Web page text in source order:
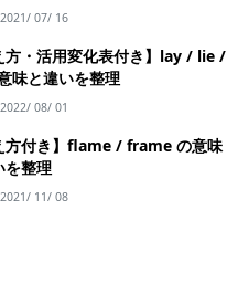
2021/ 07/ 16
方・活用変化表付き】lay / lie /
味と違いを整理
2022/ 08/ 01
方付き】flame / frame の意味
を整理
2021/ 11/ 08